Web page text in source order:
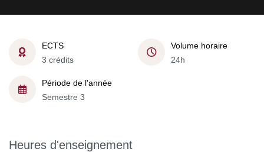
ECTS
3 crédits
Volume horaire
24h
Période de l'année
Semestre 3
Heures d'enseignement